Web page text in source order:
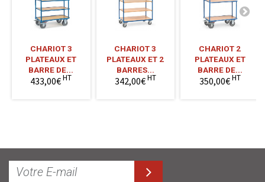
CHARIOT 3
PLATEAUX ET
BARRE DE...
433,00€HT
CHARIOT 3
PLATEAUX ET 2
BARRES...
342,00€HT
CHARIOT 2
PLATEAUX ET
BARRE DE...
350,00€HT